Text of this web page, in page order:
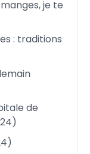
je te
: traditions
de